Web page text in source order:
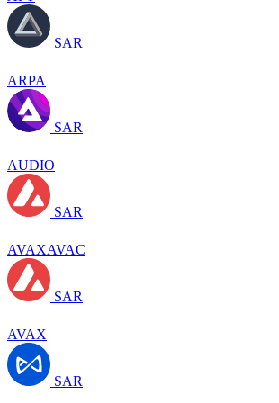
SAR
ARPA
SAR
AUDIO
SAR
AVAXAVAC
SAR
AVAX
SAR